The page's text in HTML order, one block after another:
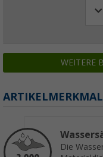
WEITERE
Die